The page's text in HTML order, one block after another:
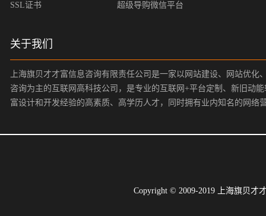
SSL证书
超级导购微信平台
关于我们
上海旗贝才才富信息咨询有限责任公司是一家以网站建设、网站优
咨询为主的互联网高科技公司，是专业的互联网+平台定制、新旧动
富设计和开发经验的高素质、高学历人才，同时拥有业内知名的网络
Copyright © 2009-2019 上海旗贝